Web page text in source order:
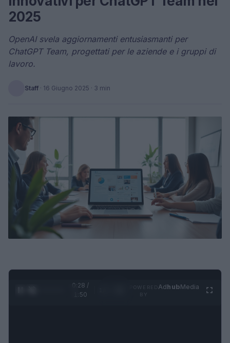
2025
OpenAI svela aggiornamenti entusiasmanti per
ChatGPT Team, progettati per le aziende e i gruppi di
lavoro.
Staff · 16 Giugno 2025 · 3 min
0:29 /
1:50
AdhubMedia